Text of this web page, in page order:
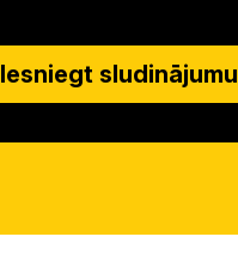
Iesniegt sludinājumu